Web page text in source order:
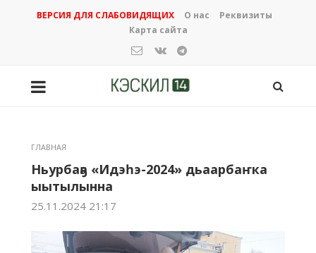
ВЕРСИЯ ДЛЯ СЛАБОВИДЯЩИХ О нас
Реквизиты
Карта сайта
ГЛАВНАЯ
Ньурбаҕа «Идэһэ-2024» дьаарбаҥка
ыытылынна
25.11.2024 21:17